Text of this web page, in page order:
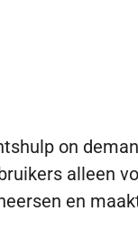
on
alleen
en